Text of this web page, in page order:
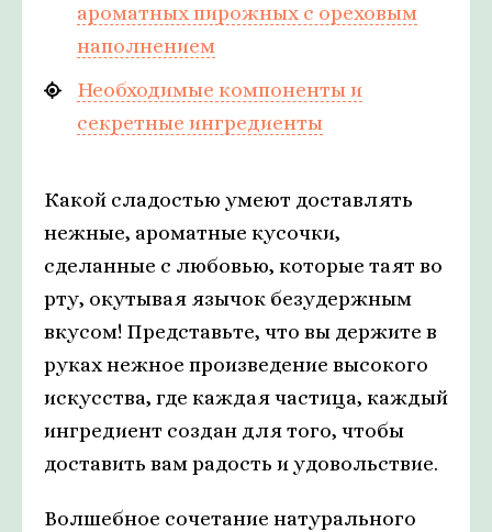
ароматных пирожных с ореховым
наполнением
Необходимые компоненты и
секретные ингредиенты
Какой сладостью умеют доставлять
нежные, ароматные кусочки,
сделанные с любовью, которые таят во
рту, окутывая язычок безудержным
вкусом! Представьте, что вы держите в
руках нежное произведение высокого
искусства, где каждая частица, каждый
ингредиент создан для того, чтобы
доставить вам радость и удовольствие.
Волшебное сочетание натурального